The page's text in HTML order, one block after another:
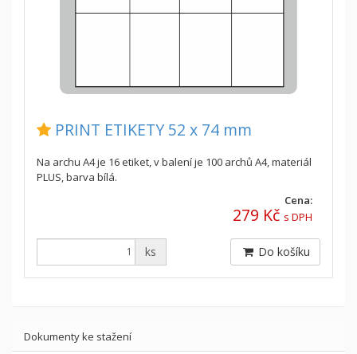
PRINT ETIKETY 52 x 74 mm
Na archu A4 je 16 etiket, v balení je 100 archů A4, materiál
PLUS, barva bílá.
Cena:
279 Kč s DPH
ks Do košíku
Dokumenty ke stažení